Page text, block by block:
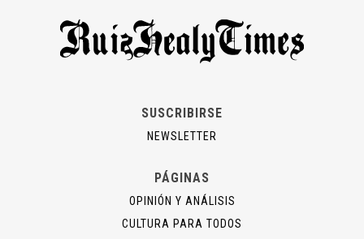
SUSCRIBIRSE
NEWSLETTER
PÁGINAS
OPINIÓN Y ANÁLISIS
CULTURA PARA TODOS